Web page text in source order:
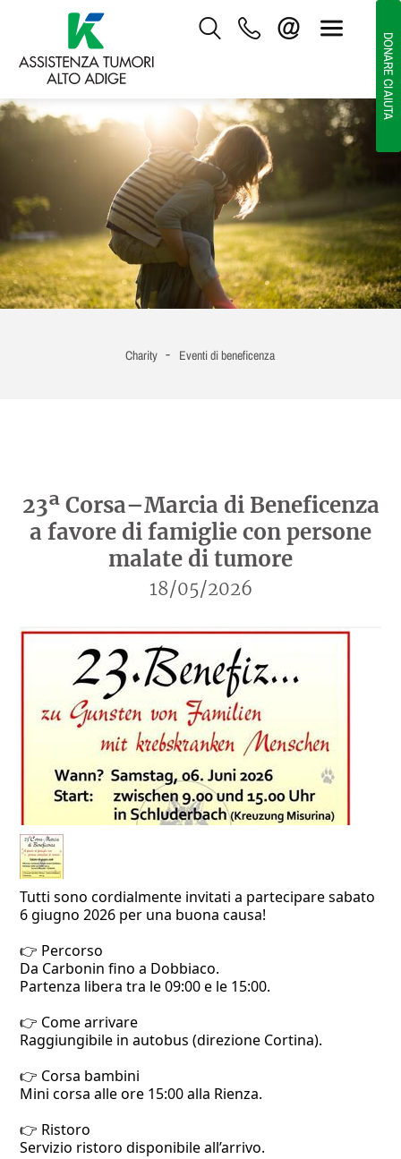
DONARE CI AIUTA
Charity - Eventi di beneficenza
23ª Corsa–Marcia di Beneficenza
a favore di famiglie con persone
malate di tumore
18/05/2026
Tutti sono cordialmente invitati a partecipare sabato
6 giugno 2026 per una buona causa!
👉 Percorso
Da Carbonin fino a Dobbiaco.
Partenza libera tra le 09:00 e le 15:00.
👉 Come arrivare
Raggiungibile in autobus (direzione Cortina).
👉 Corsa bambini
Mini corsa alle ore 15:00 alla Rienza.
👉 Ristoro
Servizio ristoro disponibile all’arrivo.